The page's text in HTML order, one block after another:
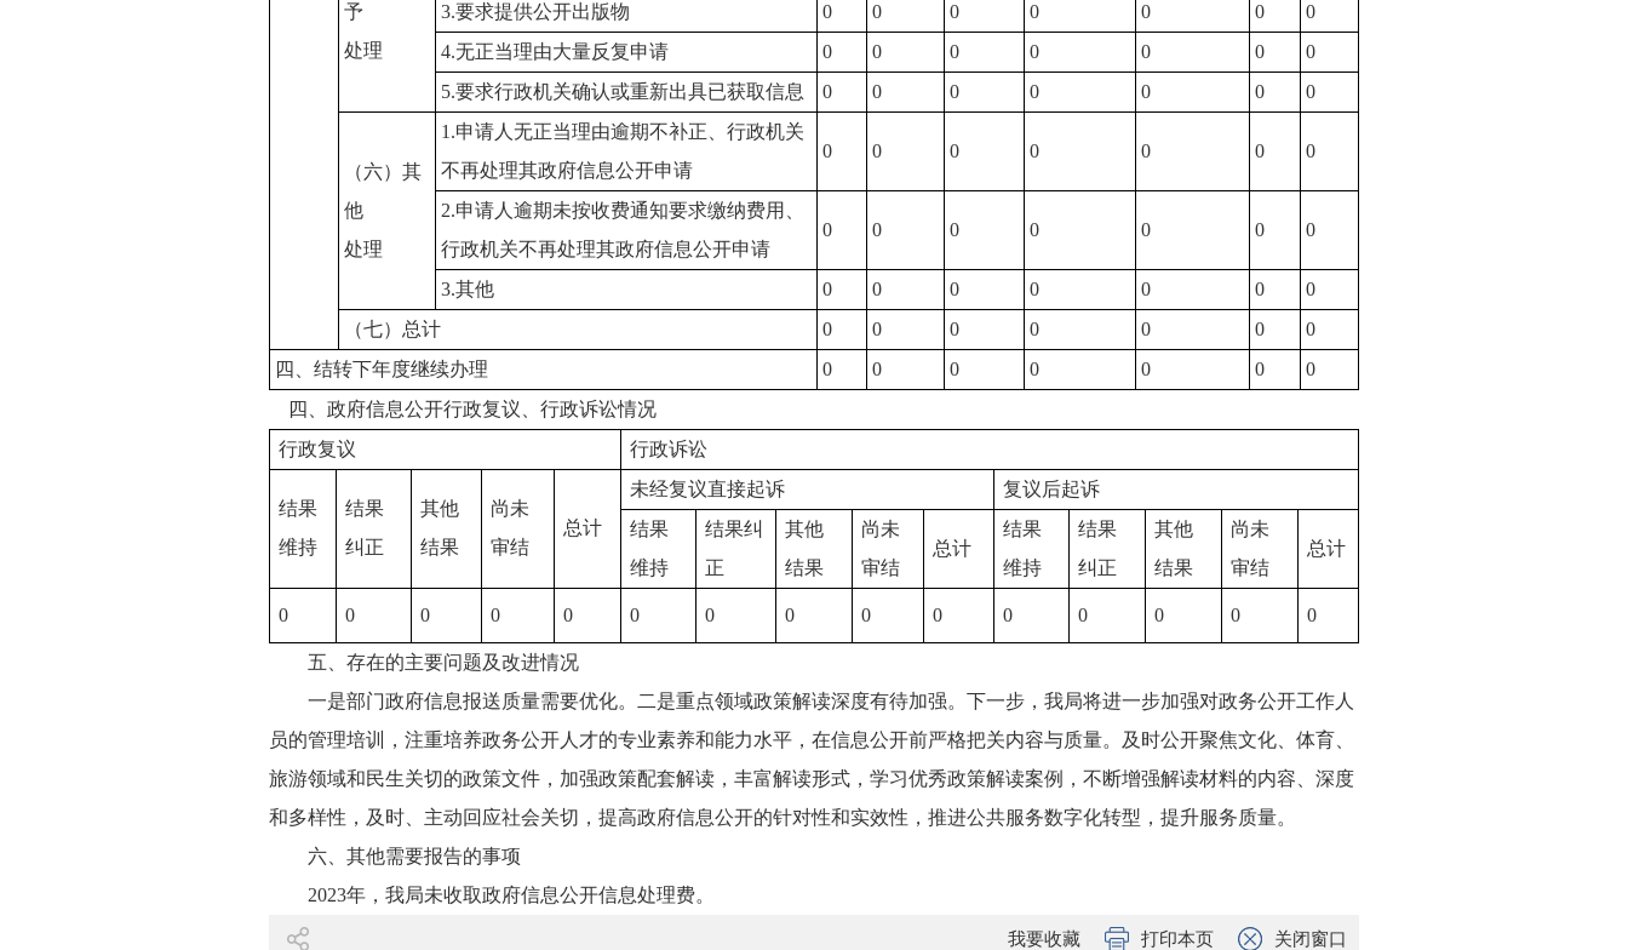
予
处理
3.要求提供公开出版物
0 0 0 0 0 0
0
4.无正当理由大量反复申请
0 0 0 0 0 0
0
5.要求行政机关确认或重新出具已获取信息
0 0 0 0 0 0 0
（六）其
他
处理
1.申请人无正当理由逾期不补正、行政机关
不再处理其政府信息公开申请
0 0 0 0 0 0 0
2.申请人逾期未按收费通知要求缴纳费用、
行政机关不再处理其政府信息公开申请
0 0 0 0 0 0 0
3.其他 0 0 0 0 0 0
0
（七）总计
0 0 0 0 0 0
0
四、结转下年度继续办理
0 0 0 0 0 0
0
四、政府信息公开行政复议、行政诉讼情况
行政复议
行政诉讼
结果
维持
结果
纠正
其他
结果
尚未
审结
总计
未经复议直接起诉
复议后起诉
结果
维持
结果纠
正
其他
结果
尚未
审结
总计
结果
维持
结果
纠正
其他
结果
尚未
审结
总计
0 0 0 0 0 0 0 0 0 0 0 0 0 0 0
五、存在的主要问题及改进情况
一是部门政府信息报送质量需要优化。二是重点领域政策解读深度有待加强。下一步，我局将进一步加强对政务公开工作人
员的管理培训，注重培养政务公开人才的专业素养和能力水平，在信息公开前严格把关内容与质量。及时公开聚焦文化、体育、
旅游领域和民生关切的政策文件，加强政策配套解读，丰富解读形式，学习优秀政策解读案例，不断增强解读材料的内容、深度
和多样性，及时、主动回应社会关切，提高政府信息公开的针对性和实效性，推进公共服务数字化转型，提升服务质量。
六、其他需要报告的事项
2023年，我局未收取政府信息公开信息处理费。
我要收藏 打印本页 关闭窗口